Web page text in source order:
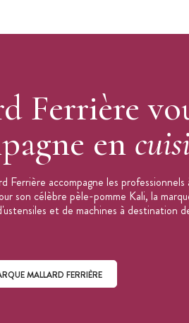
Ferrière
en
Ferrière accompagne les professionnels
son célèbre pèle-pomme Kali, la
et de machines à destination
MALLARD FERRIÈRE